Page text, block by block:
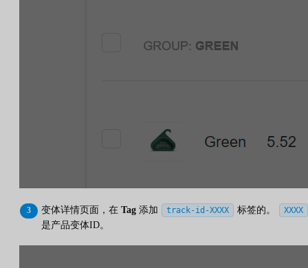
变体详情页面，在 Tag 添加 track-id-XXXX 标签的。 XXXX
是产品变体ID。